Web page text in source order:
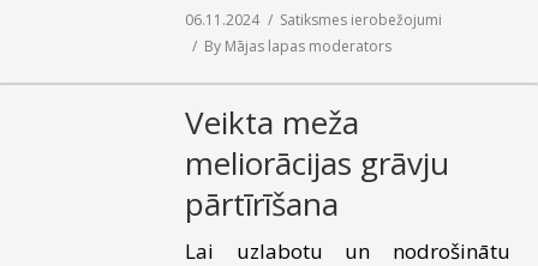
06.11.2024
Satiksmes ierobežojumi
By Mājas lapas moderators
Veikta meža
meliorācijas grāvju
pārtīrīšana
Lai uzlabotu un nodrošinātu